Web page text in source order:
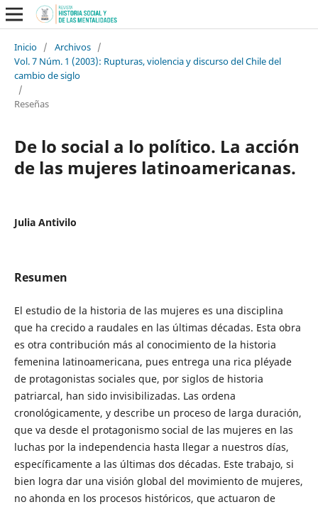
Inicio / Archivos /
Vol. 7 Núm. 1 (2003): Rupturas, violencia y discurso del Chile del
cambio de siglo
/
Reseñas
De lo social a lo político. La acción
de las mujeres latinoamericanas.
Julia Antivilo
Resumen
El estudio de la historia de las mujeres es una disciplina
que ha crecido a raudales en las últimas décadas. Esta obra
es otra contribución más al conocimiento de la historia
femenina latinoamericana, pues entrega una rica pléyade
de protagonistas sociales que, por siglos de historia
patriarcal, han sido invisibilizadas. Las ordena
cronológicamente, y describe un proceso de larga duración,
que va desde el protagonismo social de las mujeres en las
luchas por la independencia hasta llegar a nuestros días,
específicamente a las últimas dos décadas. Este trabajo, si
bien logra dar una visión global del movimiento de mujeres,
no ahonda en los procesos históricos, que actuaron de